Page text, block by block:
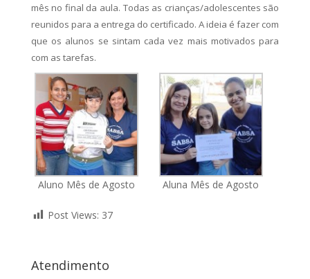
mês no final da aula. Todas as crianças/adolescentes são
reunidos para a entrega do certificado. A ideia é fazer com
que os alunos se sintam cada vez mais motivados para
com as tarefas.
Aluno Mês de Agosto Aluna Mês de Agosto
Post Views: 37
Atendimento